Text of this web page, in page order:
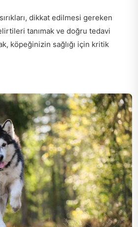
dikkat edilmesi gereken
tanımak ve doğru tedavi
köpeğinizin sağlığı için kritik